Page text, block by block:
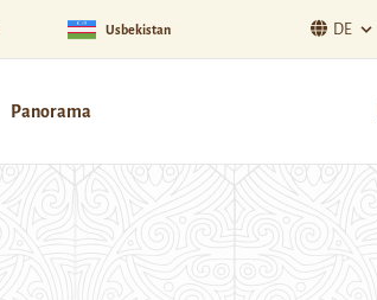
Usbekistan DE
Panorama